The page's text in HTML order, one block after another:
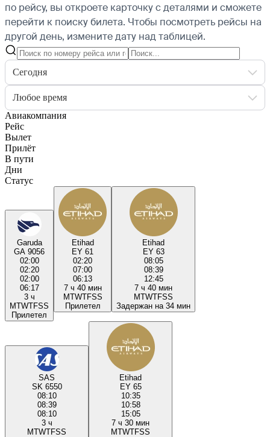
по рейсу, вы откроете карточку с деталями и сможете
перейти к поиску билета. Чтобы посмотреть рейсы на
другой день, измените дату над таблицей.
Сегодня
Любое время
Авиакомпания
Рейс
Вылет
Прилёт
В пути
Дни
Статус
Garuda
GA 9056
02:00
02:20
02:00
06:17
3 ч
MTWTFSS
Прилетел
Etihad
EY 61
02:20
07:00
06:13
7 ч 40 мин
MTWTFSS
Прилетел
Etihad
EY 63
08:05
08:39
12:45
7 ч 40 мин
MTWTFSS
Задержан на 34 мин
SAS
SK 6550
08:10
08:39
08:10
3 ч
MTWTFSS
Etihad
EY 65
10:35
10:58
15:05
7 ч 30 мин
MTWTFSS